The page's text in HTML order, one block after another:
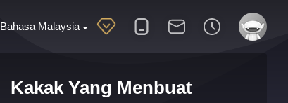
Bahasa Malaysia
Kakak Yang Menbuat